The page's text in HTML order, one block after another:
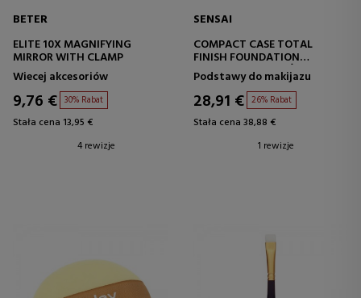
BETER
ELITE 10X MAGNIFYING
MIRROR WITH CLAMP
Wiecej akcesoriów
9,76 € 30% Rabat
Stała cena 13,95 €
4 rewizje
SENSAI
COMPACT CASE TOTAL
FINISH FOUNDATION
BAZA POD MAKIJAŻ
Podstawy do makijazu
28,91 € 26% Rabat
Stała cena 38,88 €
1 rewizje